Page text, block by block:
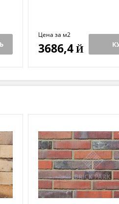
Цена за м2
3686,4Й